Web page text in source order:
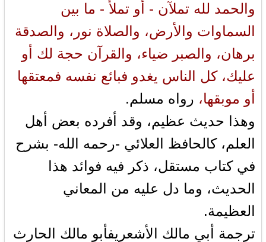
والحمد لله تملآن - أو تملأ - ما بين
السماوات والأرض، والصلاة نور، والصدقة
برهان، والصبر ضياء، والقرآن حجة لك أو
عليك، كل الناس يغدو فبائع نفسه فمعتقها
أو موبقها، رواه مسلم.
وهذا حديث عظيم، وقد أفرده بعض أهل
العلم، كالحافظ العلائي -رحمه الله- بشرح
في كتاب مستقل، ذكر فيه فوائد هذا
الحديث، وما دل عليه من المعاني
العظيمة.
ترجمة أبي مالك الأشعريفأبو مالك الحارث